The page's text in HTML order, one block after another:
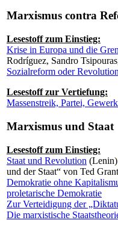
Marxismus contra
Lesestoff zum Einstieg:
Krise in Europa und die
Rodríguez, Sandro
Sozialreform oder
Lesestoff zur Vertiefung:
Massenstreik, Partei,
Marxismus und Staat
Lesestoff zum Einstieg:
Staat und Revolution (Lenin)
und der Staat“ von Ted
Demokratie ohne
proletarische Demokratie
Zur Verteidigung der
Die marxistische